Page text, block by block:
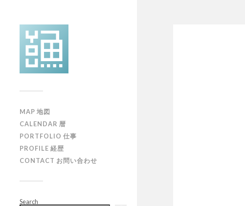
MAP 地図
CALENDAR 暦
PORTFOLIO 仕事
PROFILE 経歴
CONTACT お問い合わせ
Search